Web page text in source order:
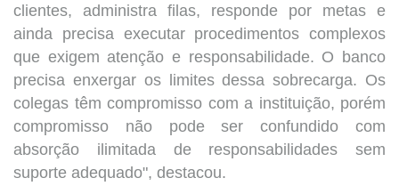
clientes, administra filas, responde por metas e
ainda precisa executar procedimentos complexos
que exigem atenção e responsabilidade. O banco
precisa enxergar os limites dessa sobrecarga. Os
colegas têm compromisso com a instituição, porém
compromisso não pode ser confundido com
absorção ilimitada de responsabilidades sem
suporte adequado", destacou.